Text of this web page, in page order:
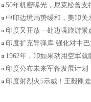
50年机密曝光，尼克松曾支
中印边境局势缓和，美印关
印度又开放一处边境旅游景
印度扩充导弹库 强化对中
1962年，印如果动用空军就
印度公布未来军备发展计划
印度射烈火5示威！王毅刚